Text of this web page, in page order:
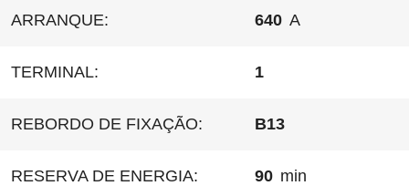
ARRANQUE: 640 A
TERMINAL: 1
REBORDO DE FIXAÇÃO: B13
RESERVA DE ENERGIA: 90 min